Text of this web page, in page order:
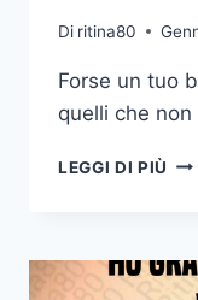
Di ritina80
Forse un tuo
quelli che
LEGGI DI PIÙ
MI